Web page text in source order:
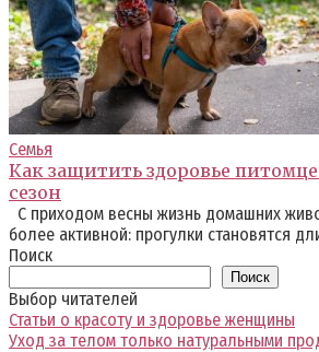
Семья
Как защитить здоровье
сезон
С приходом весны жизнь домашних
более активной: прогулки становятся
Поиск
Поиск
Выбор читателей
Статьи о красоту и здоровье женщины
Уход за телом только натуральными